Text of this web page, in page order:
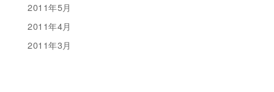
2011年5月
2011年4月
2011年3月